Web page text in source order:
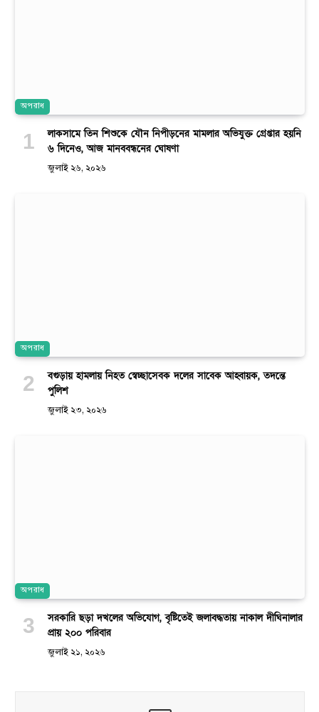
অপরাধ
লাকসামে তিন শিশুকে যৌন নিপীড়নের মামলার অভিযুক্ত গ্রেপ্তার হয়নি
৬ দিনেও, আজ মানববন্ধনের ঘোষণা
জুলাই ২৬, ২০২৬
অপরাধ
বগুড়ায় হামলায় নিহত স্বেচ্ছাসেবক দলের সাবেক আহ্বায়ক, তদন্তে
পুলিশ
জুলাই ২৩, ২০২৬
অপরাধ
সরকারি ছড়া দখলের অভিযোগ, বৃষ্টিতেই জলাবদ্ধতায় নাকাল দীঘিনালার
প্রায় ২০০ পরিবার
জুলাই ২১, ২০২৬